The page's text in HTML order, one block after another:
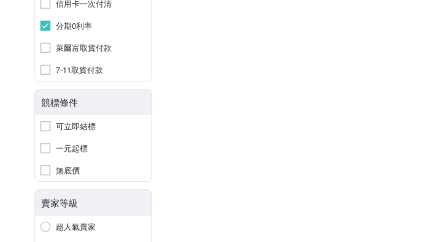
信用卡一次付清
分期0利率
萊爾富取貨付款
7-11取貨付款
競標條件
可立即結標
一元起標
無底價
賣家等級
超人氣賣家